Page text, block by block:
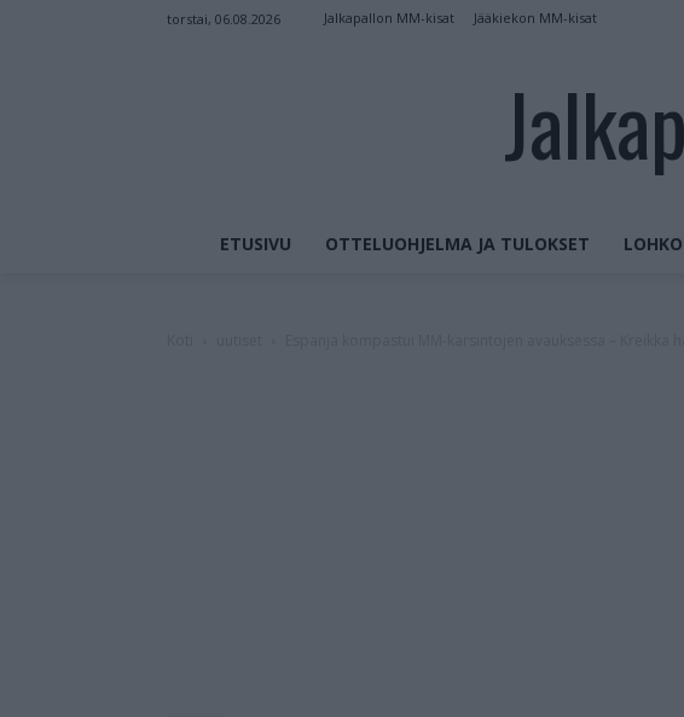
torstai, 06.08.2026 Jalkapallon MM-kisat Jääkiekon MM-kisat
ETUSIVU OTTELUOHJELMA JA TULOKSET